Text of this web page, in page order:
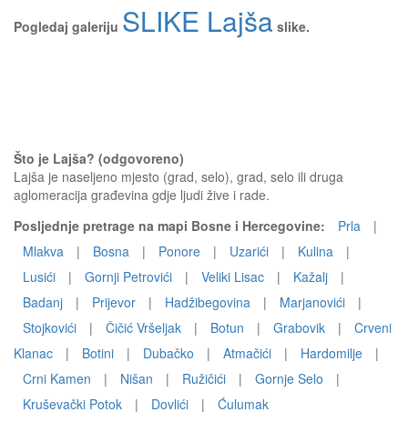
Pogledaj galeriju SLIKE Lajša slike.
Što je Lajša? (odgovoreno)
Lajša je naseljeno mjesto (grad, selo), grad, selo ili druga
aglomeracija građevina gdje ljudi žive i rade.
Posljednje pretrage na mapi Bosne i Hercegovine:
Prla
|
Mlakva
| Bosna | Ponore | Uzarići | Kulina
|
Lusići
| Gornji Petrovići | Veliki Lisac | Kažalj
|
Badanj
| Prijevor | Hadžibegovina | Marjanovići
|
Stojkovići
| Čičić Vršeljak | Botun | Grabovik |
Crveni
Klanac
| Botini | Dubačko | Atmačići | Hardomilje
|
Crni Kamen
| Nišan | Ružičići | Gornje Selo
|
Kruševački Potok
| Dovlići | Ćulumak